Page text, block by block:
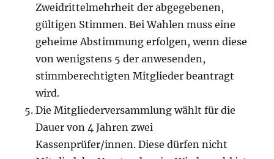
Zweidrittelmehrheit der abgegebenen,
gültigen Stimmen. Bei Wahlen muss eine
geheime Abstimmung erfolgen, wenn diese
von wenigstens 5 der anwesenden,
stimmberechtigten Mitglieder beantragt
wird.
Die Mitgliederversammlung wählt für die
Dauer von 4 Jahren zwei
Kassenprüfer/innen. Diese dürfen nicht